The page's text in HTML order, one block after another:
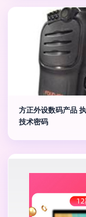
方正外设数码产品
技术密码